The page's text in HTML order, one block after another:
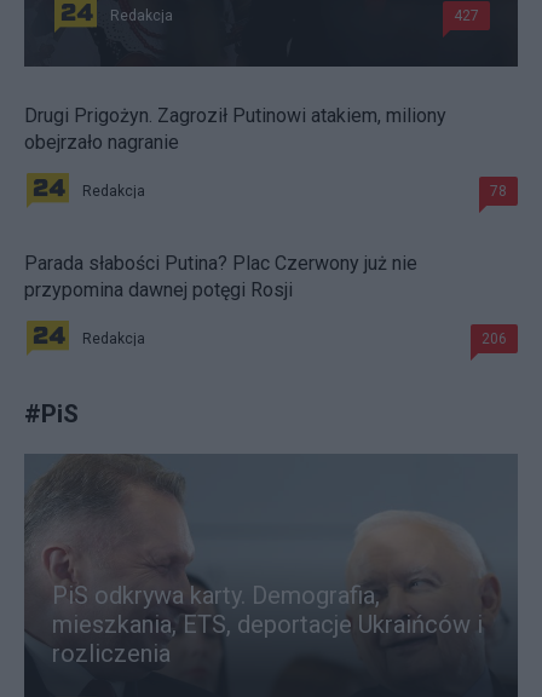
Redakcja 427
Drugi Prigożyn. Zagroził Putinowi atakiem, miliony
obejrzało nagranie
Redakcja 78
Parada słabości Putina? Plac Czerwony już nie
przypomina dawnej potęgi Rosji
Redakcja 206
#PiS
PiS odkrywa karty. Demografia,
mieszkania, ETS, deportacje Ukraińców i
rozliczenia